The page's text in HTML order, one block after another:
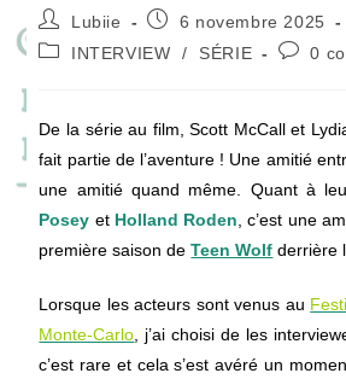
Auteur/autrice
de
la
Lubiie
Publication
publiée :
6 novembre 2025
PostINTERVIEW / SÉRIE 0
De la série au film, Scott McCall et
fait partie de l’aventure ! Une amitié
une amitié quand même. Quant à
Posey et Holland Roden , c’est une
première saison deTeen Wolf derrière
Lorsque les acteurs sont venus au
Monte-Carlo , j’ai choisi de les
c’est rare et cela s’est avéré un